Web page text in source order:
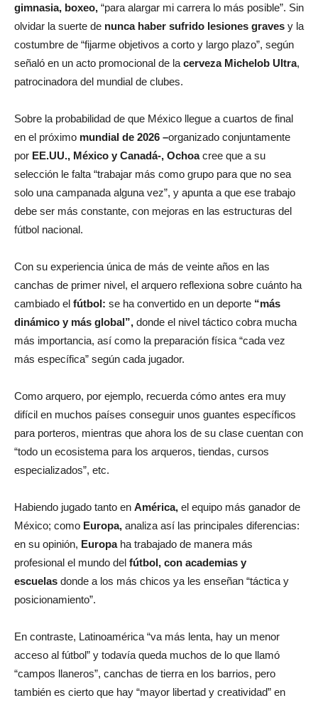
gimnasia, boxeo, “para alargar mi carrera lo más posible”. Sin
olvidar la suerte de nunca haber sufrido lesiones graves y la
costumbre de “fijarme objetivos a corto y largo plazo”, según
señaló en un acto promocional de la cerveza Michelob Ultra,
patrocinadora del mundial de clubes.
Sobre la probabilidad de que México llegue a cuartos de final
en el próximo mundial de 2026 –organizado conjuntamente
por EE.UU., México y Canadá-, Ochoacree que a su
selección le falta “trabajar más como grupo para que no sea
solo una campanada alguna vez”, y apunta a que ese trabajo
debe ser más constante, con mejoras en las estructuras del
fútbol nacional.
Con su experiencia única de más de veinte años en las
canchas de primer nivel, el arquero reflexiona sobre cuánto ha
cambiado el fútbol: se ha convertido en un deporte “más
dinámico y más global”, donde el nivel táctico cobra mucha
más importancia, así como la preparación física “cada vez
más específica” según cada jugador.
Como arquero, por ejemplo, recuerda cómo antes era muy
difícil en muchos países conseguir unos guantes específicos
para porteros, mientras que ahora los de su clase cuentan con
“todo un ecosistema para los arqueros, tiendas, cursos
especializados”, etc.
Habiendo jugado tanto en América, el equipo más ganador de
México; como Europa, analiza así las principales diferencias:
en su opinión, Europaha trabajado de manera más
profesional el mundo del fútbol, con academias y
escuelas donde a los más chicos ya les enseñan “táctica y
posicionamiento”.
En contraste, Latinoamérica “va más lenta, hay un menor
acceso al fútbol” y todavía queda muchos de lo que llamó
“campos llaneros”, canchas de tierra en los barrios, pero
también es cierto que hay “mayor libertad y creatividad” en